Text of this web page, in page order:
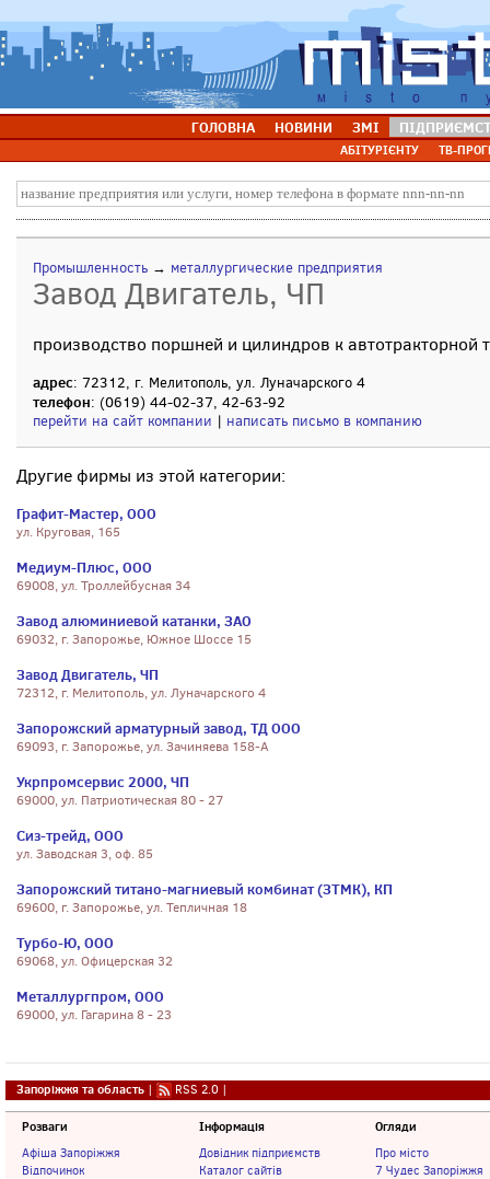
ГОЛОВНА НОВИНИ ЗМІ
АБІТУРІЄНТУ ТВ-
Промышленность → металлургические предприятия
Завод Двигатель, ЧП
производство поршней и цилиндров к автотракторной
адрес: 72312, г. Мелитополь, ул. Луначарского 4
телефон: (0619) 44-02-37, 42-63-92
перейти на сайт компании | написать письмо в компанию
Другие фирмы из этой категории:
Графит-Мастер, ООО
ул. Круговая, 165
Медиум-Плюс, ООО
69008, ул. Троллейбусная 34
Завод алюминиевой катанки, ЗАО
69032, г. Запорожье, Южное Шоссе 15
Завод Двигатель, ЧП
72312, г. Мелитополь, ул. Луначарского 4
Запорожский арматурный завод, ТД ООО
69093, г. Запорожье, ул. Зачиняева 158-А
Укрпромсервис 2000, ЧП
69000, ул. Патриотическая 80 - 27
Сиз-трейд, ООО
ул. Заводская 3, оф. 85
Запорожский титано-магниевый комбинат (ЗТМК), КП
69600, г. Запорожье, ул. Тепличная 18
Турбо-Ю, ООО
69068, ул. Офицерская 32
Металлургпром, ООО
69000, ул. Гагарина 8 - 23
Запоріжжя та область | RSS 2.0 |
Розваги
Афіша Запоріжжя
Відпочинок
Інформація
Довідник підприємств
Каталог сайтів
Огляди
Про місто
7 Чудес Запоріжжя